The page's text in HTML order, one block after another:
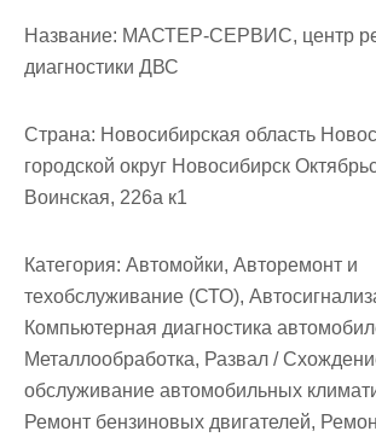
Название: МАСТЕР-СЕРВИС, центр
диагностики ДВС
Страна: Новосибирская область
городской округ Новосибирск
Воинская, 226а к1
Категория: Автомойки, Авторемонт и
техобслуживание (СТО),
Компьютерная диагностика
Металлообработка, Развал /
обслуживание автомобильных
Ремонт бензиновых двигателей,